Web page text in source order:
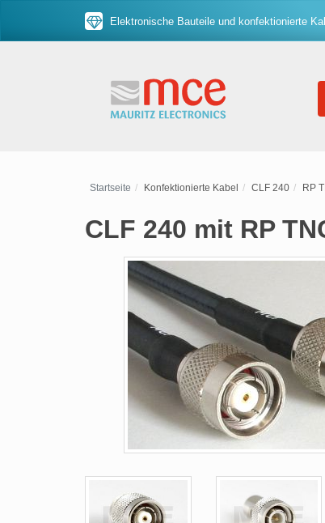
Elektronische Bauteile und konfektionierte
Startseite Konfektionierte Kabel CLF 240 RP
CLF 240 mit RP